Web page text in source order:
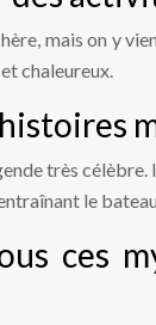
mais on y
chaleureux.
très célèbre.
le
ces